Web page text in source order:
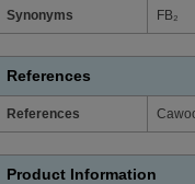
Synonyms FB₂
References
References
Product Information